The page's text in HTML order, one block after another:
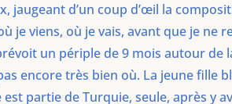
jaugeant d’un coup d’œil la
je viens, où je vais, avant que je ne
un périple de 9 mois autour de
encore très bien où. La jeune fille
est partie de Turquie, seule, après y